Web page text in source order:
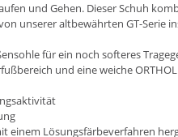
und Gehen. Dieser Schuh
unserer altbewährten GT-
für ein noch softeres
und eine weiche
einem Lösungsfärbeverfahren